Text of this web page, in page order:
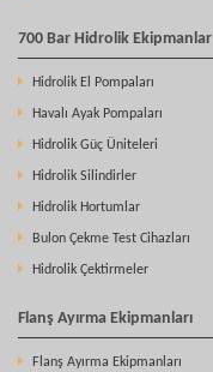
700 Bar Hidrolik Ekipmanlar
Hidrolik El Pompaları
Havalı Ayak Pompaları
Hidrolik Güç Üniteleri
Hidrolik Silindirler
Hidrolik Hortumlar
Bulon Çekme Test Cihazları
Hidrolik Çektirmeler
Flanş Ayırma Ekipmanları
Flanş Ayırma Ekipmanları